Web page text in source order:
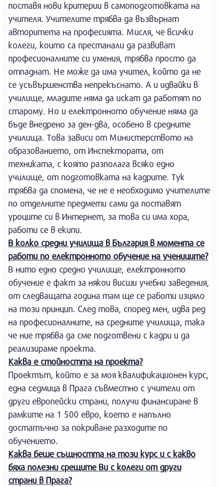
поставя нови критерии в самоподготовката на
учителя. Учителите трябва да възвърнат
авторитета на професията. Мисля, че всички
колеги, които са престанали да развиват
професионалните си умения, трябва просто да
отпаднат. Не може да има учител, който да не
се усъвършенства непрекъснато. А и идвайки в
училище, младите няма да искат да работят по
старому. Но и електронното обучение няма да
бъде внедрено за ден-два, особено в средните
училища. Това зависи от Министерството на
образованието, от Инспектората, от
техниката, с която разполага всяко едно
училище, от подготовката на кадрите. Тук
трябва да спомена, че не е необходимо учителите
по отделните предмети сами да поставят
уроците си в Интернет, за това си има хора,
работи се в екипи.
В колко средни училища в България в момента се
работи по електронното обучение на учениците?
В нито едно средно училище, електронното
обучение е факт за някои висши учебни заведения,
от следващата година там ще се работи изцяло
на този принцип. След това, според мен, идва ред
на професионалните, на средните училища, така
че ние трябва да сме подготвени с кадри и да
реализираме проекта.
Каква е стойността на проекта?
Проектът, който е за моя квалификационен курс,
една седмица в Прага съвместно с учители от
други европейски страни, получи финансиране в
рамките на 1 500 евро, което е напълно
достатъчно за покриване разходите по
обучението.
Каква беше същността на този курс и с какво
бяха полезни срещите Ви с колеги от други
страни в Прага?